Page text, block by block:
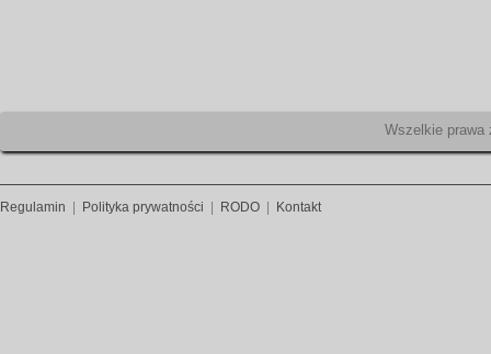
Regulamin Polityka prywatności RODO Kontakt